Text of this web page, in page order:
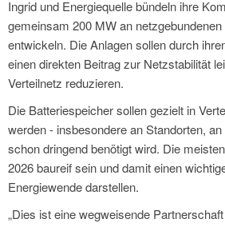
Ingrid und Energiequelle bündeln ihre
gemeinsam 200 MW an
entwickeln. Die Anlagen sollen durch
einen direkten Beitrag zur Netzstabilität
Verteilnetz reduzieren.
Die Batteriespeicher sollen gezielt in
werden - insbesondere an Standorten,
schon dringend benötigt wird. Die
2026 baureif sein und damit einen
Energiewende darstellen.
„Dies ist eine wegweisende